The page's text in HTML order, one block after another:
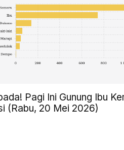
Pagi Ini Gunung Ibu
(Rabu, 20 Mei 2026)